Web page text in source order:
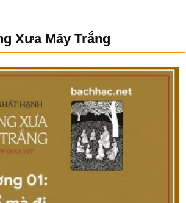
Xưa Mây Trắng